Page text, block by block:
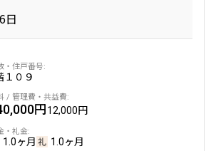
日
１０９
円12,000円
1.0ヶ月 1.0ヶ月